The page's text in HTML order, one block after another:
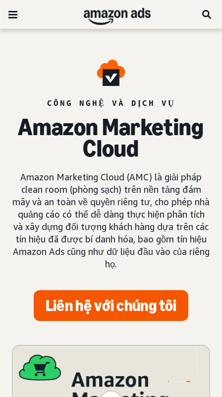
CÔNG NGHỆ VÀ DỊCH VỤ
Amazon Marketing
Cloud
Amazon Marketing Cloud (AMC) là giải pháp
clean room (phòng sạch) trên nền tảng đám
mây và an toàn về quyền riêng tư, cho phép nhà
quảng cáo có thể dễ dàng thực hiện phân tích
và xây dựng đối tượng khách hàng dựa trên các
tín hiệu đã được bí danh hóa, bao gồm tín hiệu
Amazon Ads cũng như dữ liệu đầu vào của riêng
họ.
Liên hệ với chúng tôi